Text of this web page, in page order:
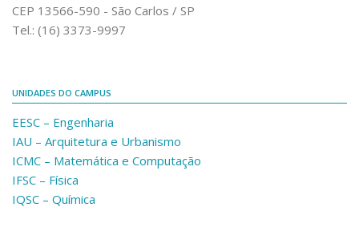
Sobre o Campus
Notícias e Eventos
Informações para ingressantes
Fale Conosco
CEP 13566-590 - São Carlos / SP
Tel.: (16) 3373-9997
UNIDADES DO CAMPUS
EESC – Engenharia
IAU – Arquitetura e Urbanismo
ICMC – Matemática e Computação
IFSC – Física
IQSC – Química